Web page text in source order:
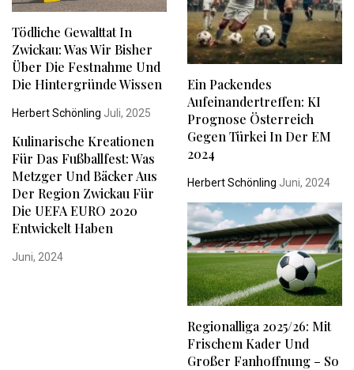
Tödliche Gewalttat In
Zwickau: Was Wir Bisher
Über Die Festnahme Und
Die Hintergründe Wissen
Herbert Schönling Juli, 2025
Ein Packendes
Aufeinandertreffen: KI
Prognose Österreich
Gegen Türkei In Der EM
2024
Herbert Schönling Juni, 2024
Kulinarische Kreationen
Für Das Fußballfest: Was
Metzger Und Bäcker Aus
Der Region Zwickau Für
Die UEFA EURO 2020
Entwickelt Haben
Juni, 2024
Regionalliga 2025/26: Mit
Frischem Kader Und
Großer Fanhoffnung – So